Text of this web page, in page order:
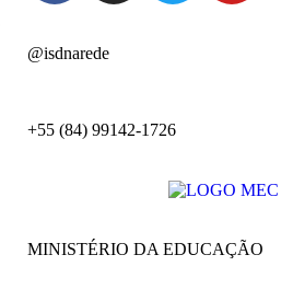
@isdnarede
+55 (84) 99142-1726
MINISTÉRIO DA EDUCAÇÃO